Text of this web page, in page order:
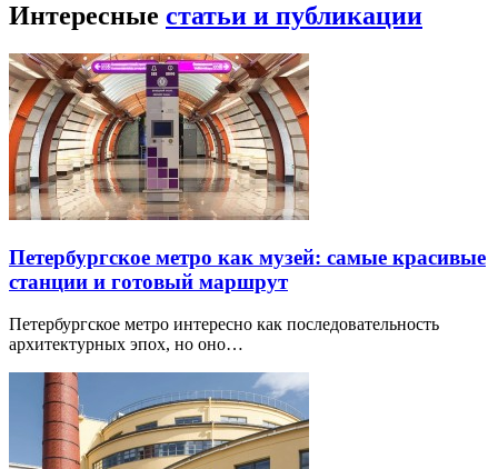
Интересные статьи и публикации
Петербургское метро как музей: самые красивые
станции и готовый маршрут
Петербургское метро интересно как последовательность
архитектурных эпох, но оно…